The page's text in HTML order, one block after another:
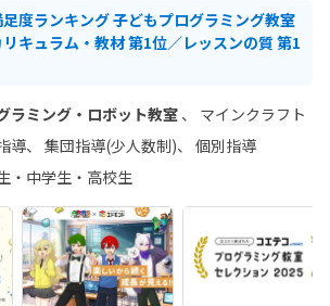
度ランキング 子どもプログラミング教室
キュラム・教材 第1位／レッスンの質 第1
ラミング・ロボット教室
マインクラフト
導 集団指導(少人数制)
個別指導
・中学生・高校生